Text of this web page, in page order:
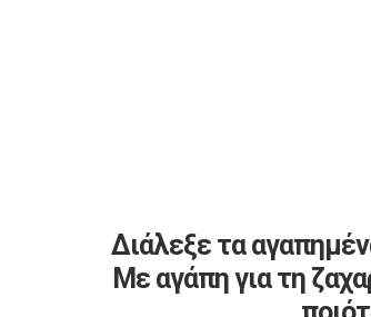
Διάλεξε τα
Με αγάπη για τη